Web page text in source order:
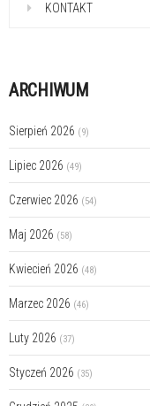
KONTAKT
ARCHIWUM
Sierpień 2026 (9)
Lipiec 2026 (49)
Czerwiec 2026 (54)
Maj 2026 (58)
Kwiecień 2026 (48)
Marzec 2026 (46)
Luty 2026 (37)
Styczeń 2026 (35)